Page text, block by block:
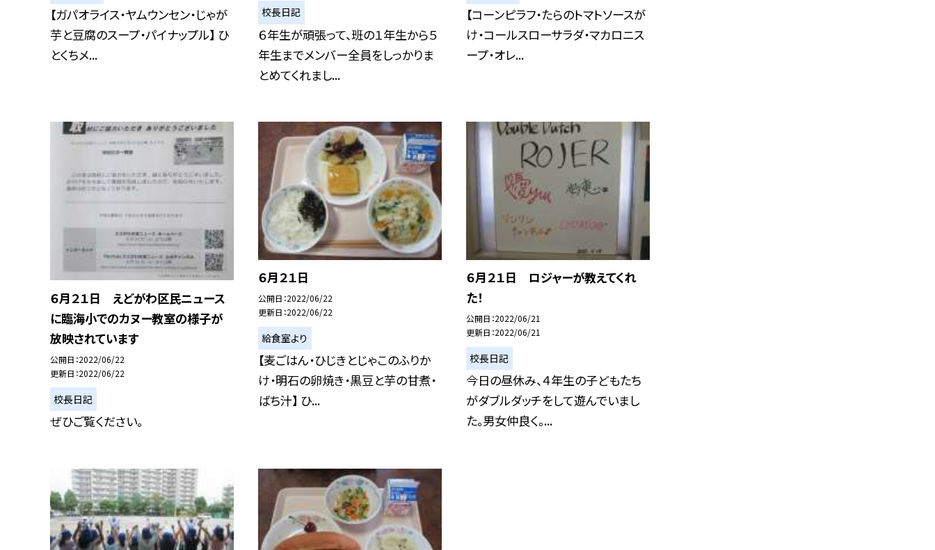
【ガパオライス・ヤムウンセン・じゃが
芋と豆腐のスープ・パイナップル】 ひ
とくちメ...
校長日記
６年生が頑張って、班の１年生から５
年生までメンバー全員をしっかりま
とめてくれまし...
【コーンピラフ・たらのトマトソースが
け・コールスローサラダ・マカロニス
ープ・オレ...
６月２１日 えどがわ区民ニュース
に臨海小でのカヌー教室の様子が
放映されています
公開日 2022/06/22
更新日 2022/06/22
校長日記
ぜひご覧ください。
６月２１日
公開日 2022/06/22
更新日 2022/06/22
給食室より
【麦ごはん・ひじきとじゃこのふりか
け・明石の卵焼き・黒豆と芋の甘煮・
ばち汁】 ひ...
６月２１日 ロジャーが教えてくれ
た！
公開日 2022/06/21
更新日 2022/06/21
校長日記
今日の昼休み、４年生の子どもたち
がダブルダッチをして遊んでいまし
た。男女仲良く。...